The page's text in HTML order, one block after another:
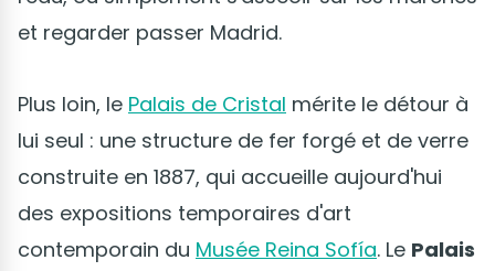
et regarder passer Madrid.
Plus loin, le Palais de Cristal mérite le détour à
lui seul : une structure de fer forgé et de verre
construite en 1887, qui accueille aujourd'hui
des expositions temporaires d'art
contemporain du Musée Reina Sofía. Le Palais